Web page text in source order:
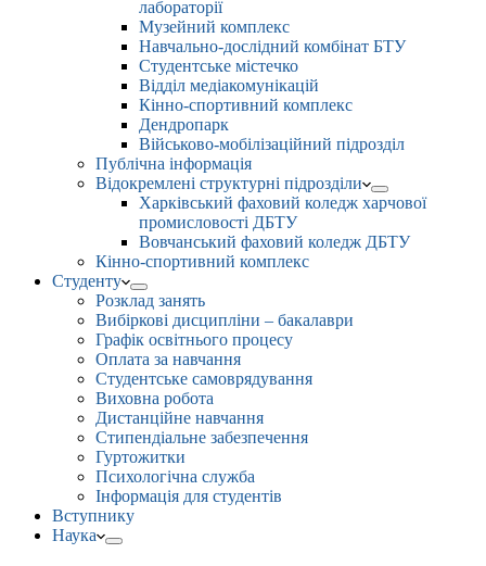
лабораторії
Музейний комплекс
Навчально-дослідний комбінат БТУ
Студентське містечко
Відділ медіакомунікацій
Кінно-спортивний комплекс
Дендропарк
Військово-мобілізаційний підрозділ
Публічна інформація
Відокремлені структурні підрозділи
Харківський фаховий коледж харчової
промисловості ДБТУ
Вовчанський фаховий коледж ДБТУ
Кінно-спортивний комплекс
Студенту
Розклад занять
Вибіркові дисципліни – бакалаври
Графік освітнього процесу
Оплата за навчання
Студентське самоврядування
Виховна робота
Дистанційне навчання
Стипендіальне забезпечення
Гуртожитки
Психологічна служба
Інформація для студентів
Вступнику
Наука